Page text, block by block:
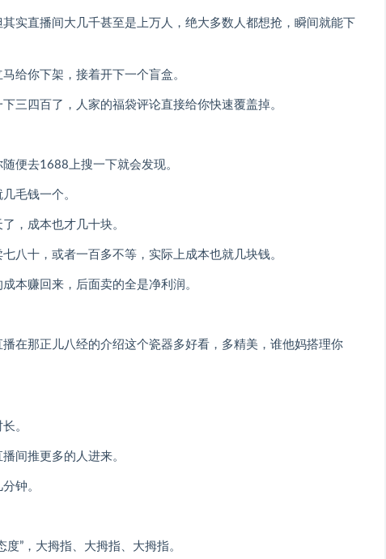
实直播间大几千甚至是上万人，绝大多数人都想抢，瞬间就能下
给你下架，接着开下一个盲盒。
三四百了，人家的福袋评论直接给你快速覆盖掉。
便去1688上搜一下就会发现。
毛钱一个。
，成本也才几十块。
八十，或者一百多不等，实际上成本也就几块钱。
本赚回来，后面卖的全是净利润。
在那正儿八经的介绍这个瓷器多好看，多精美，谁他妈搭理你
。
间推更多的人进来。
钟。
”，大拇指、大拇指、大拇指。